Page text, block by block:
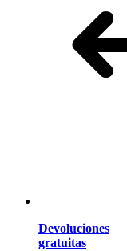
Devoluciones
gratuitas